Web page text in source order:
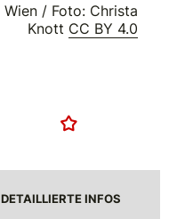
/ Foto: Christa
Knott CC BY 4.0
DETAILLIERTE INFOS